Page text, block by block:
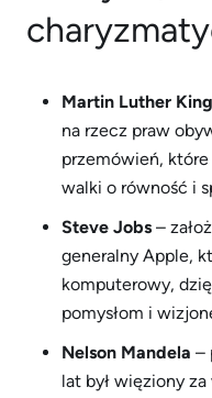
Martin Luther King
na rzecz praw
przemówień,
walki o równość i
Steve Jobs –
generalny Apple,
komputerowy,
pomysłom i
Nelson Mandela –
lat był więziony